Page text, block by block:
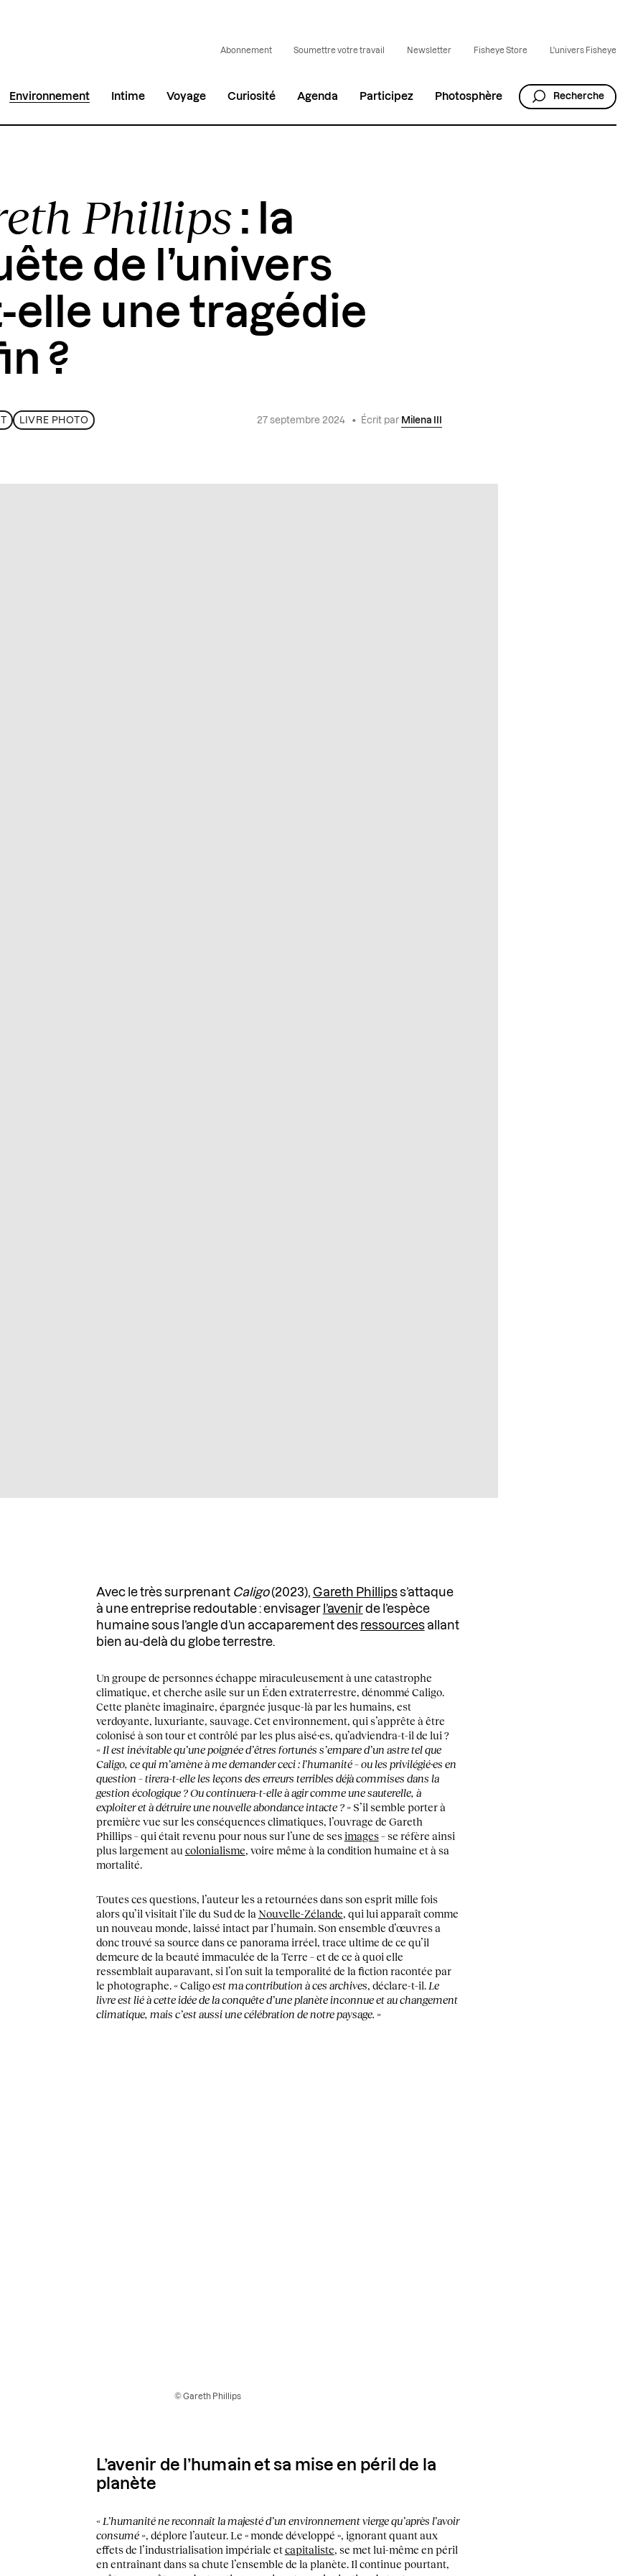
Abonnement Soumettre votre travail Newsletter Fisheye Store L'univers Fisheye
Environnement Intime Voyage Curiosité Agenda Participez Photosphère Recherche
Phillips : la
de l’univers
elle une tragédie
?
LIVRE PHOTO 27 septembre 2024 • Écrit par Milena III
Avec le très surprenant Caligo(2023), Gareth Phillipss’attaque
à une entreprise redoutable : envisager l’avenirde l’espèce
humaine sous l’angle d’un accaparement des ressourcesallant
bien au-delà du globe terrestre.
Un groupe de personnes échappe miraculeusement à une catastrophe
climatique, et cherche asile sur un Éden extraterrestre, dénommé Caligo.
Cette planète imaginaire, épargnée jusque-là par les humains, est
verdoyante, luxuriante, sauvage. Cet environnement, qui s’apprête à être
colonisé à son tour et contrôlé par les plus aisé·es, qu’adviendra-t-il de lui ?
« Il est inévitable qu’une poignée d’êtres fortunés s’empare d’un astre tel que
Caligo, ce qui m’amène à me demander ceci : l’humanité – ou les privilégié·es en
question – tirera-t-elle les leçons des erreurs terribles déjà commises dans la
gestion écologique ? Ou continuera-t-elle à agir comme une sauterelle, à
exploiter et à détruire une nouvelle abondance intacte ? »S’il semble porter à
première vue sur les conséquences climatiques, l’ouvrage de Gareth
Phillips – qui était revenu pour nous sur l’une de sesimages– se réfère ainsi
plus largement au colonialisme, voire même à la condition humaine et à sa
mortalité.
Toutes ces questions, l’auteur les a retournées dans son esprit mille fois
alors qu’il visitait l’île du Sud de la Nouvelle-Zélande, qui lui apparaît comme
un nouveau monde, laissé intact par l’humain. Son ensemble d’œuvres a
donc trouvé sa source dans ce panorama irréel, trace ultime de ce qu’il
demeure de la beauté immaculée de la Terre – et de ce à quoi elle
ressemblait auparavant, si l’on suit la temporalité de la fiction racontée par
le photographe.«Caligoest ma contribution à ces archives, déclare-t-il. Le
livre est lié à cette idée de la conquête d’une planète inconnue et au changement
climatique, mais c’est aussi une célébration de notre paysage. »
© Gareth Phillips
L’avenir de l’humain et sa mise en péril de la
planète
« L’humanité ne reconnaît la majesté d’un environnement vierge qu’après l’avoir
consumé », déplore l’auteur. Le « monde développé », ignorant quant aux
effets de l’industrialisation impériale etcapitaliste, se met lui-même en péril
en entraînant dans sa chute l’ensemble de la planète. Il continue pourtant,